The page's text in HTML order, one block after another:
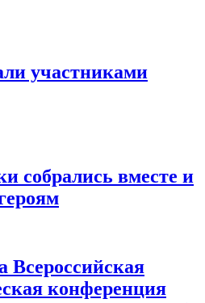
участниками
собрались вместе и
конференция